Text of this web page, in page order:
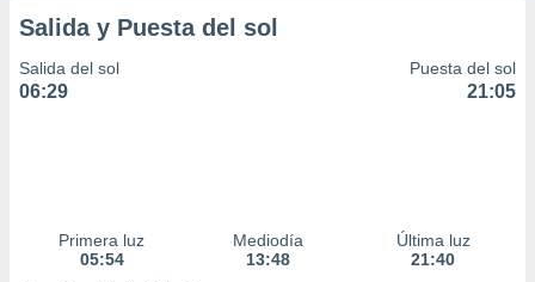
Salida y Puesta del sol
Salida del sol
06:29
Puesta del sol
21:05
Primera luz
05:54
Mediodía
13:48
Última luz
21:40